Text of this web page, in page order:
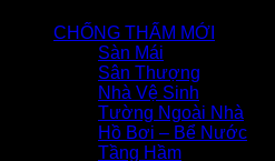
CHỐNG THẤM MỚI
Sàn Mái
Sân Thượng
Nhà Vệ Sinh
Tường Ngoài Nhà
Hồ Bơi – Bể Nước
Tầng Hầm